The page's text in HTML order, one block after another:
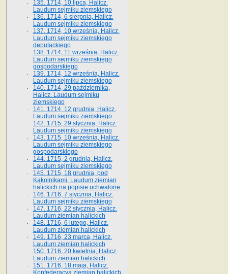
135. 1714, 10 lipca, Halicz.
Laudum sejmiku ziemskiego
136. 1714, 6 sierpnia, Halicz.
Laudum sejmiku ziemskiego
137. 1714, 10 września, Halicz.
Laudum sejmiku ziemskiego
deputackiego
138. 1714, 11 września, Halicz.
Laudum sejmiku ziemskiego
gospodarskiego
139. 1714, 12 września, Halicz.
Laudum sejmiku ziemskiego
140. 1714, 29 października,
Halicz. Laudum sejmiku
ziemskiego
141. 1714, 12 grudnia, Halicz.
Laudum sejmiku ziemskiego
142. 1715, 29 stycznia, Halicz.
Laudum sejmiku ziemskiego
143. 1715, 10 września, Halicz.
Laudum sejmiku ziemskiego
gospodarskiego
144. 1715, 2 grudnia, Halicz.
Laudum sejmiku ziemskiego
145. 1715, 18 grudnia, pod
Kąkolnikami. Laudum ziemian
halickich na popisie uchwalone
146. 1716, 7 stycznia, Halicz.
Laudum sejmiku ziemskiego
147. 1716, 22 stycznia, Halicz.
Laudum ziemian halickich
148. 1716, 6 lutego, Halicz.
Laudum ziemian halickich
149. 1716, 23 marca, Halicz.
Laudum ziemian halickich
150. 1716, 20 kwietnia, Halicz.
Laudum ziemian halickich
151. 1716, 18 maja, Halicz.
Konfederacya ziemian halickich